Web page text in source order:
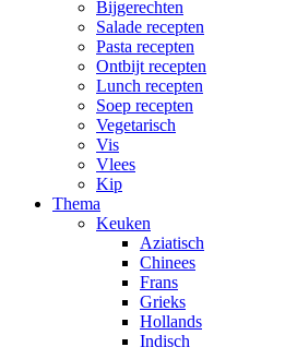
Bijgerechten
Salade recepten
Pasta recepten
Ontbijt recepten
Lunch recepten
Soep recepten
Vegetarisch
Vis
Vlees
Kip
Thema
Keuken
Aziatisch
Chinees
Frans
Grieks
Hollands
Indisch